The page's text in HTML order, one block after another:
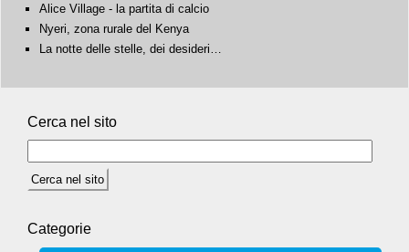
Alice Village - la partita di calcio
Nyeri, zona rurale del Kenya
La notte delle stelle, dei desideri…
Cerca nel sito
Categorie